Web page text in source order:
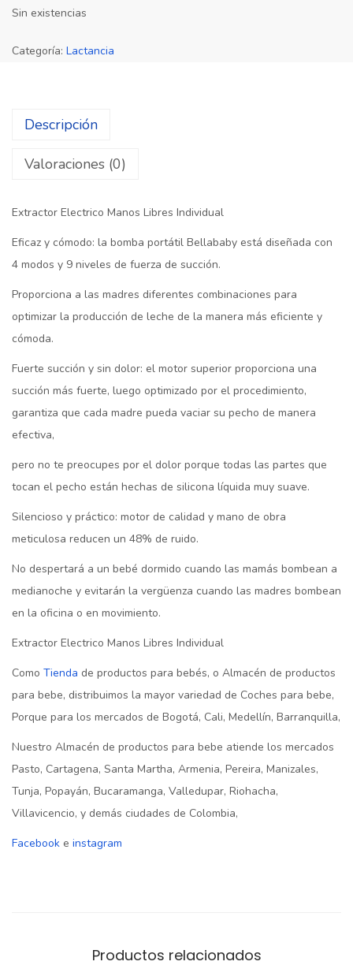
Sin existencias
Categoría: Lactancia
Descripción
Valoraciones (0)
Extractor Electrico Manos Libres Individual
Eficaz y cómodo: la bomba portátil Bellababy está diseñada con
4 modos y 9 niveles de fuerza de succión.
Proporciona a las madres diferentes combinaciones para
optimizar la producción de leche de la manera más eficiente y
cómoda.
Fuerte succión y sin dolor: el motor superior proporciona una
succión más fuerte, luego optimizado por el procedimiento,
garantiza que cada madre pueda vaciar su pecho de manera
efectiva,
pero no te preocupes por el dolor porque todas las partes que
tocan el pecho están hechas de silicona líquida muy suave.
Silencioso y práctico: motor de calidad y mano de obra
meticulosa reducen un 48% de ruido.
No despertará a un bebé dormido cuando las mamás bombean a
medianoche y evitarán la vergüenza cuando las madres bombean
en la oficina o en movimiento.
Extractor Electrico Manos Libres Individual
Como Tienda de productos para bebés, o Almacén de productos
para bebe, distribuimos la mayor variedad de Coches para bebe,
Porque para los mercados de Bogotá, Cali, Medellín, Barranquilla,
Nuestro Almacén de productos para bebe atiende los mercados
Pasto, Cartagena, Santa Martha, Armenia, Pereira, Manizales,
Tunja, Popayán, Bucaramanga, Valledupar, Riohacha,
Villavicencio, y demás ciudades de Colombia,
Facebook e instagram
Productos relacionados